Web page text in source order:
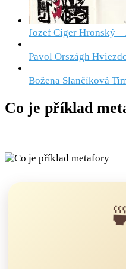
Jozef Cíger Hronský –
Pavol Országh
Božena Slančíková
Co je příklad